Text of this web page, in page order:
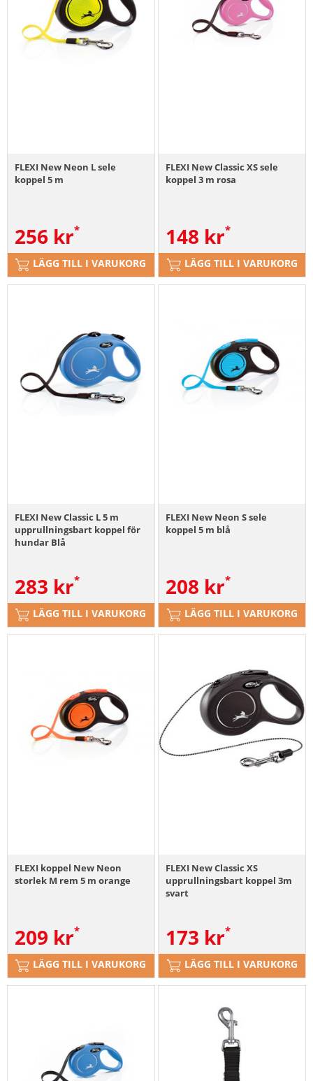
FLEXI New Neon L sele
koppel 5 m
256 kr
LÄGG TILL I VARUKORG
FLEXI New Classic XS sele
koppel 3 m rosa
148 kr
LÄGG TILL I VARUKORG
FLEXI New Classic L 5 m
upprullningsbart koppel för
hundar Blå
283 kr
LÄGG TILL I VARUKORG
FLEXI New Neon S sele
koppel 5 m blå
208 kr
LÄGG TILL I VARUKORG
FLEXI koppel New Neon
storlek M rem 5 m orange
209 kr
LÄGG TILL I VARUKORG
FLEXI New Classic XS
upprullningsbart koppel 3m
svart
173 kr
LÄGG TILL I VARUKORG